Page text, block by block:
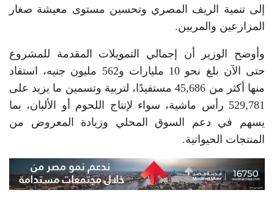
إلى تنمية الريف المصري وتحسين مستوى معيشة صغار
المزارعين والمربين.
وأوضح الوزير أن إجمالي التمويلات المقدمة للمشروع
حتى الآن بلغ نحو 10 مليارات و562 مليون جنيه، استفاد
منها أكثر من 45,686 مستفيدًا، لتربية وتسمين ما يزيد على
529,781 رأس ماشية، سواء لإنتاج اللحوم أو الألبان، بما
يسهم في دعم السوق المحلي وزيادة المعروض من
المنتجات الحيوانية.